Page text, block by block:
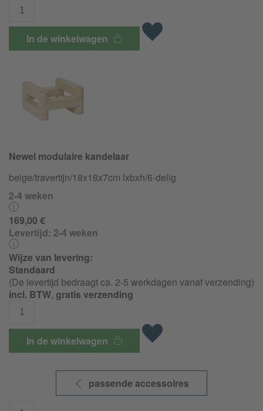
In de winkelwagen
Newel modulaire kandelaar
beige/travertijn/18x18x7cm lxbxh/6-delig
2-4 weken
169,00 €
Levertijd: 2-4 weken
Wijze van levering:
Standaard
(De levertijd bedraagt ca. 2-5 werkdagen vanaf verzending)
incl. BTW, gratis verzending
In de winkelwagen
passende accessoires